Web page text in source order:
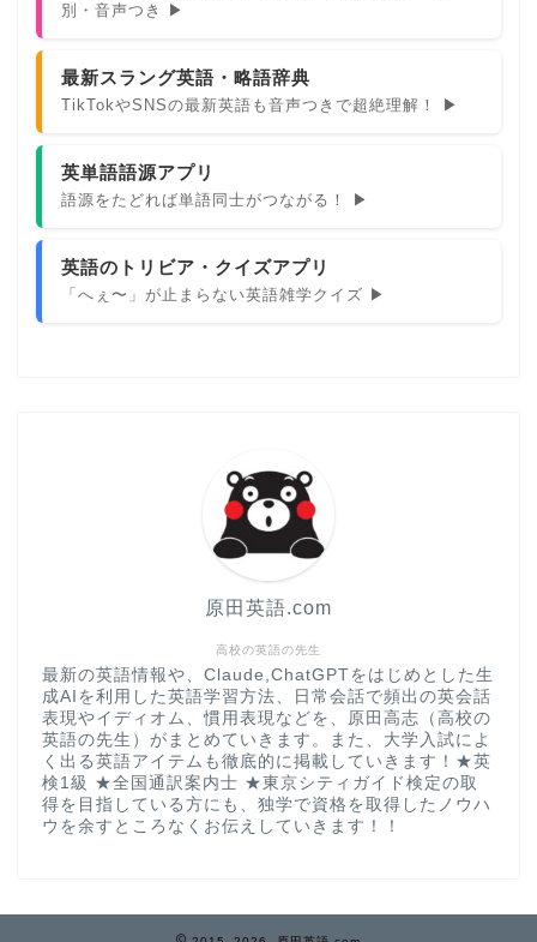
別・音声つき ▶
最新スラング英語・略語辞典
TikTokやSNSの最新英語も音声つきで超絶理解！ ▶
英単語語源アプリ
語源をたどれば単語同士がつながる！ ▶
英語のトリビア・クイズアプリ
「へぇ〜」が止まらない英語雑学クイズ ▶
高校の英語の先生
原田英語.com
最新の英語情報や、Claude,ChatGPTをはじめとした生
成AIを利用した英語学習方法、日常会話で頻出の英会話
表現やイディオム、慣用表現などを、原田高志（高校の
英語の先生）がまとめていきます。また、大学入試によ
く出る英語アイテムも徹底的に掲載していきます！★英
検1級 ★全国通訳案内士 ★東京シティガイド検定の取
得を目指している方にも、独学で資格を取得したノウハ
ウを余すところなくお伝えしていきます！！